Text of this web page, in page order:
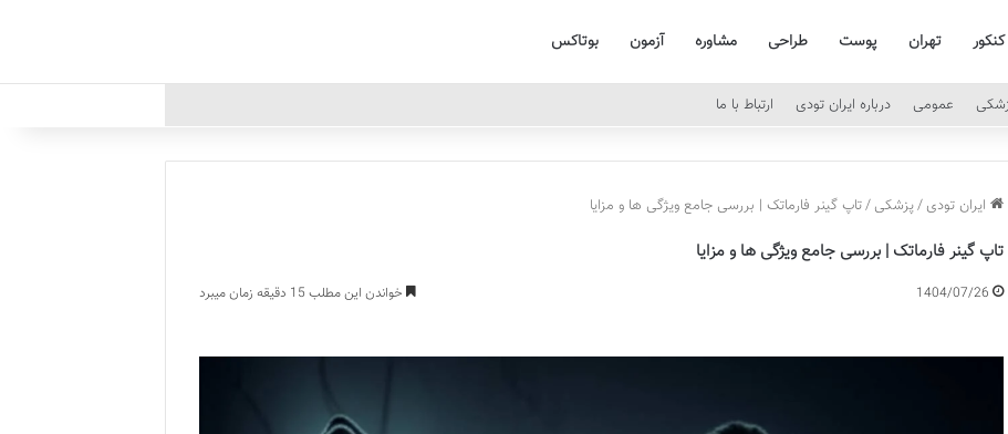
کنکور تهران پوست طراحی مشاوره آزمون بوتاکس
عمومی درباره ایران تودی ارتباط با ما
ایران تودی /پزشکی /تاپ گینر فارماتک | بررسی جامع ویژگی ها و مزایا
تاپ گینر فارماتک | بررسی جامع ویژگی ها و مزایا
1404/07/26 خواندن این مطلب 15 دقیقه زمان میبرد